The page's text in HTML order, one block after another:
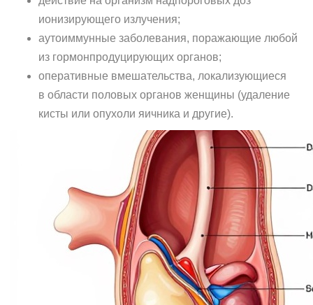
ионизирующего излучения;
аутоиммунные заболевания, поражающие любой
из гормонпродуцирующих органов;
оперативные вмешательства, локализующиеся
в области половых органов женщины (удаление
кисты или опухоли яичника и другие).